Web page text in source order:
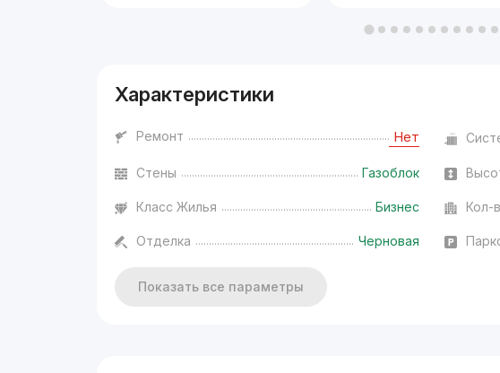
Характеристики
Ремонт Нет
Стены Газоблок
Класс Жилья Бизнес Кол-
Отделка Черновая
Показать все параметры